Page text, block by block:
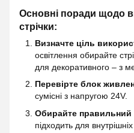
Основні поради щодо
стрічки:
Визначте ціль
освітлення обирайте
для декоративного – з
Перевірте блок
сумісні з напругою 24V.
Обирайте правильний
підходить для